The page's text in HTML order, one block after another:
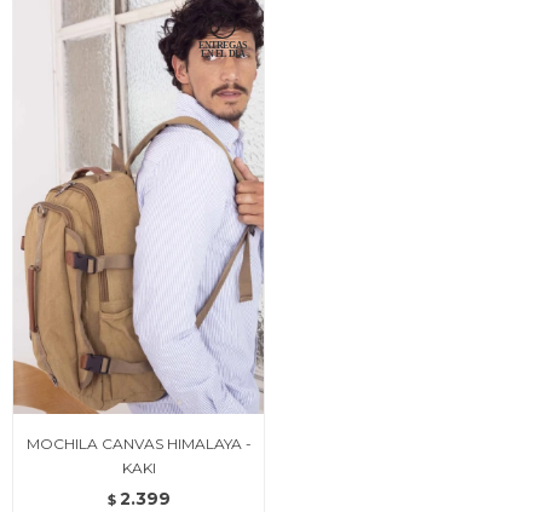
MOCHILA CANVAS HIMALAYA -
KAKI
$ 2.399